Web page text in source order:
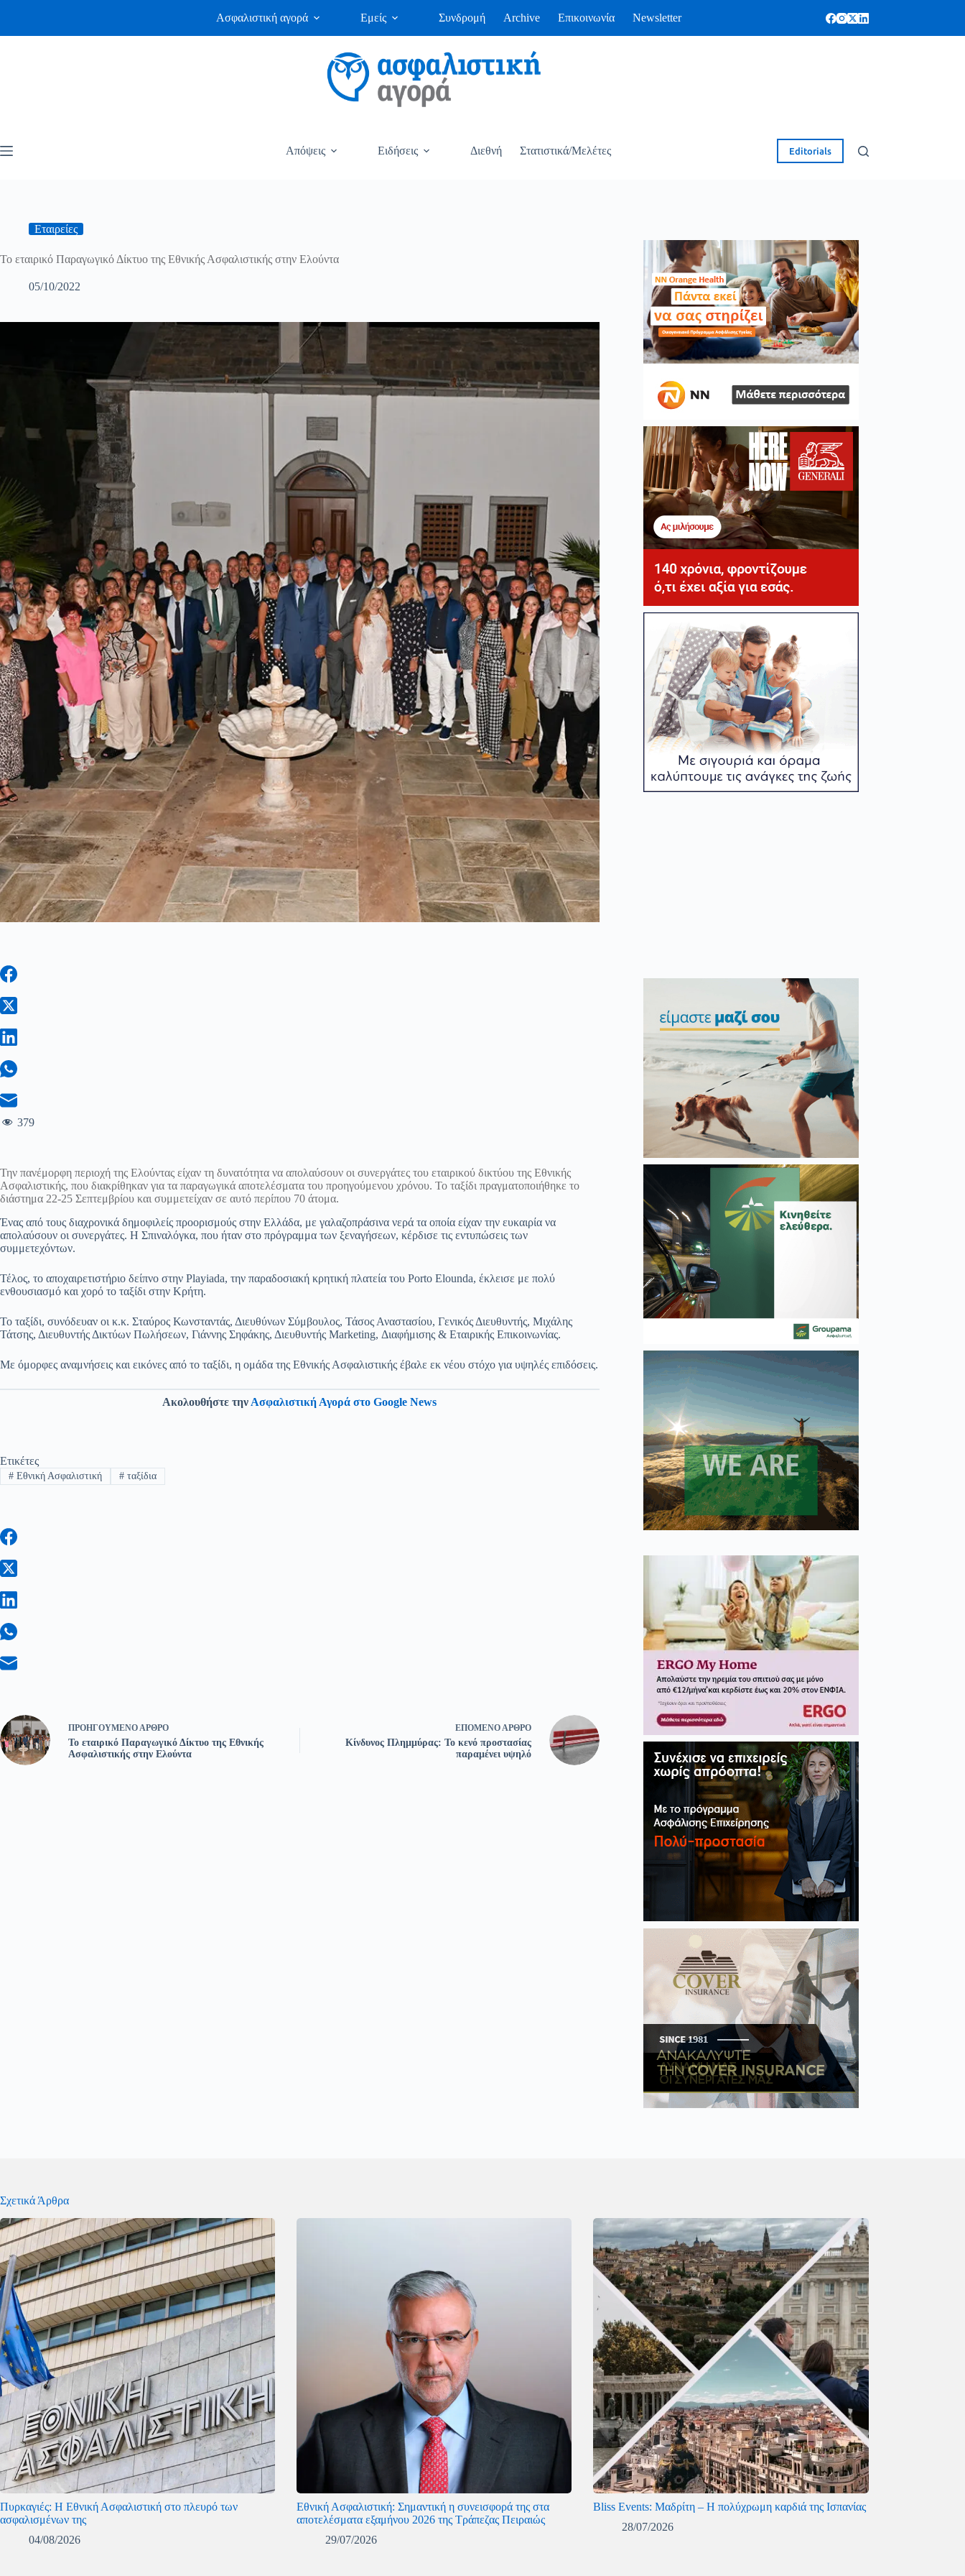
Ασφαλιστική αγορά Εμείς Συνδρομή Archive Επικοινωνία Newsletter
Απόψεις Ειδήσεις Διεθνή Στατιστικά/Μελέτες Editorials
Εταιρείες
Το εταιρικό Παραγωγικό Δίκτυο της Εθνικής Ασφαλιστικής στην Ελούντα
05/10/2022
379
Την πανέμορφη περιοχή της Ελούντας είχαν τη δυνατότητα να απολαύσουν οι συνεργάτες του εταιρικού δικτύου της Εθνικής
Ασφαλιστικής, που διακρίθηκαν για τα παραγωγικά αποτελέσματα του προηγούμενου χρόνου. Το ταξίδι πραγματοποιήθηκε το
διάστημα 22-25 Σεπτεμβρίου και συμμετείχαν σε αυτό περίπου 70 άτομα.
Ένας από τους διαχρονικά δημοφιλείς προορισμούς στην Ελλάδα, με γαλαζοπράσινα νερά τα οποία είχαν την ευκαιρία να
απολαύσουν οι συνεργάτες. Η Σπιναλόγκα, που ήταν στο πρόγραμμα των ξεναγήσεων, κέρδισε τις εντυπώσεις των
συμμετεχόντων.
Τέλος, το αποχαιρετιστήριο δείπνο στην Playiada, την παραδοσιακή κρητική πλατεία του Porto Elounda, έκλεισε με πολύ
ενθουσιασμό και χορό το ταξίδι στην Κρήτη.
Το ταξίδι, συνόδευαν οι κ.κ. Σταύρος Κωνσταντάς, Διευθύνων Σύμβουλος, Τάσος Αναστασίου, Γενικός Διευθυντής, Μιχάλης
Τάτσης, Διευθυντής Δικτύων Πωλήσεων, Γιάννης Σηφάκης, Διευθυντής Marketing, Διαφήμισης & Εταιρικής Επικοινωνίας.
Με όμορφες αναμνήσεις και εικόνες από το ταξίδι, η ομάδα της Εθνικής Ασφαλιστικής έβαλε εκ νέου στόχο για υψηλές επιδόσεις.
Ακολουθήστε την Ασφαλιστική Αγορά στο Google News
Ετικέτες
#Εθνική Ασφαλιστική #ταξίδια
ΠΡΟΗΓΟΎΜΕΝΟ ΆΡΘΡΟ
Το εταιρικό Παραγωγικό Δίκτυο της Εθνικής
Ασφαλιστικής στην Ελούντα
ΕΠΌΜΕΝΟ ΆΡΘΡΟ
Κίνδυνος Πλημμύρας: Το κενό προστασίας
παραμένει υψηλό
Σχετικά Άρθρα
Πυρκαγιές: Η Εθνική Ασφαλιστική στο πλευρό των
ασφαλισμένων της
04/08/2026
Εθνική Ασφαλιστική: Σημαντική η συνεισφορά της στα
αποτελέσματα εξαμήνου 2026 της Τράπεζας Πειραιώς
29/07/2026
Bliss Events: Μαδρίτη – Η πολύχρωμη καρδιά της Ισπανίας
28/07/2026